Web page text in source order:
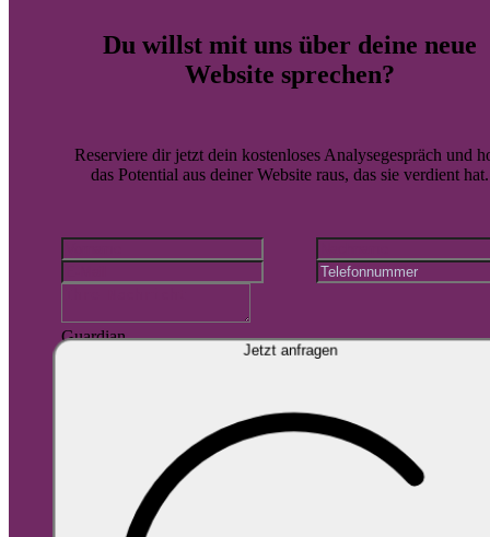
Du willst mit uns über deine neue
Website sprechen?
Reserviere dir jetzt dein kostenloses Analysegespräch und
das Potential aus deiner Website raus, das sie verdient hat.
Guardian
Jetzt anfragen